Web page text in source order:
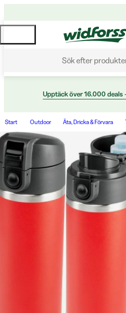
Sök efter
Upptäck över 16.000 deals
Start Outdoor Äta, Dricka & Förvara